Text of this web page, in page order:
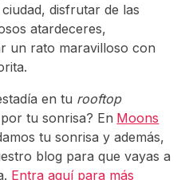
disfrutar de las
atardeceres,
un rato maravilloso con
en tu rooftop
tu sonrisa? En Moons
tu sonrisa y además,
blog para que vayas a
Entra aquí para más